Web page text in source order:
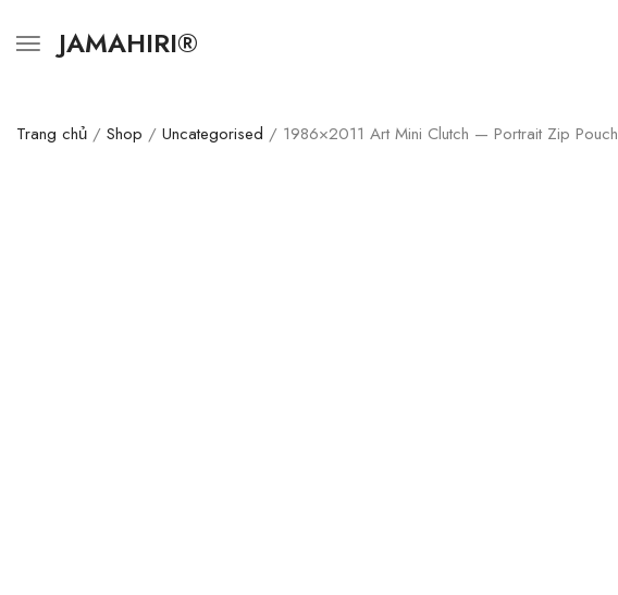
JAMAHIRI®
Trang chủ / Shop / Uncategorised / 1986×2011 Art Mini Clutch — Portrait Zip Pouch